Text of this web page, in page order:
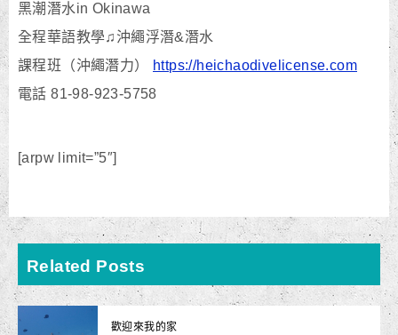
黑潮潛水in Okinawa
全程華語教學♫沖繩浮潛&潛水
課程班（沖繩潛力）
https://heichaodivelicense.com
電話 81-98-923-5758
[arpw limit=”5″]
Related Posts
歡迎來我的家